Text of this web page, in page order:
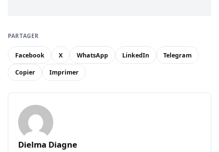
PARTAGER
Facebook X WhatsApp LinkedIn Telegram
Copier Imprimer
Dielma Diagne